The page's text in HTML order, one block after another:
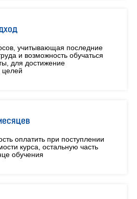
учитывающая последние
и возможность обучаться
для достижение
оплатить при поступлении
курса, остальную часть
обучения